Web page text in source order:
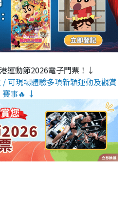
運動節2026電子門票！↓
可現場體驗多項新穎運動及觀賞
賽事🔥 ↓